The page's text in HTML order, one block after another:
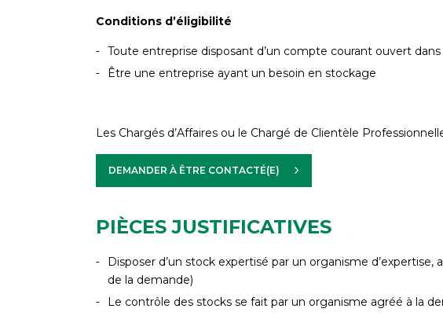
Conditions d’éligibilité
Toute entreprise disposant d’un compte courant ouvert dans
Être une entreprise ayant un besoin en stockage
Les Chargés d’Affaires ou le Chargé de Clientèle
DEMANDER À ÊTRE CONTACTÉ(E)
PIÈCES JUSTIFICATIVES
Disposer d’un stock expertisé par un organisme
de la demande)
Le contrôle des stocks se fait par un organisme agréé à la